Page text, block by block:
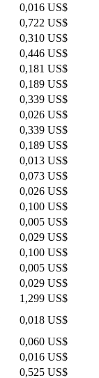
0,016 US$
0,722 US$
0,310 US$
0,446 US$
0,181 US$
0,189 US$
0,339 US$
0,026 US$
0,339 US$
0,189 US$
0,013 US$
0,073 US$
0,026 US$
0,100 US$
0,005 US$
0,029 US$
0,100 US$
0,005 US$
0,029 US$
1,299 US$
0,018 US$
0,060 US$
0,016 US$
0,525 US$